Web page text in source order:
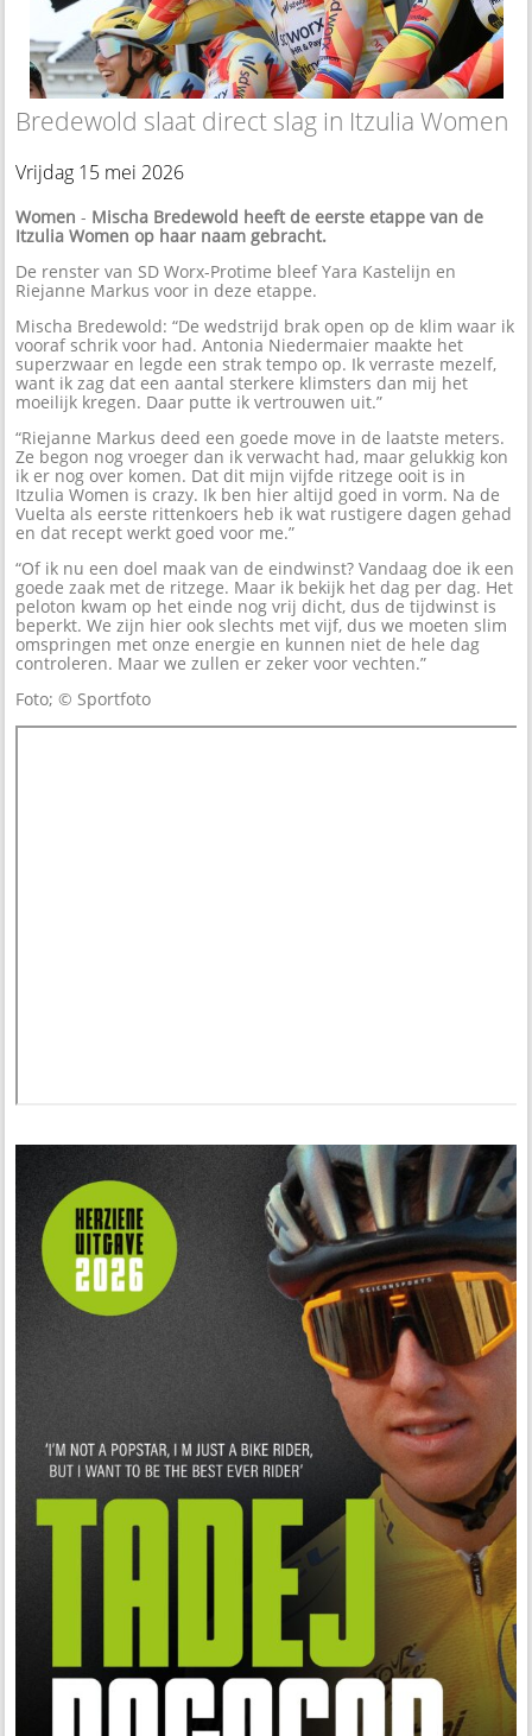
Bredewold slaat direct slag in Itzulia Women
Vrijdag 15 mei 2026
Women - Mischa Bredewold heeft de eerste etappe van de
Itzulia Women op haar naam gebracht.
De renster van SD Worx-Protime bleef Yara Kastelijn en
Riejanne Markus voor in deze etappe.
Mischa Bredewold: “De wedstrijd brak open op de klim waar ik
vooraf schrik voor had. Antonia Niedermaier maakte het
superzwaar en legde een strak tempo op. Ik verraste mezelf,
want ik zag dat een aantal sterkere klimsters dan mij het
moeilijk kregen. Daar putte ik vertrouwen uit.”
“Riejanne Markus deed een goede move in de laatste meters.
Ze begon nog vroeger dan ik verwacht had, maar gelukkig kon
ik er nog over komen. Dat dit mijn vijfde ritzege ooit is in
Itzulia Women is crazy. Ik ben hier altijd goed in vorm. Na de
Vuelta als eerste rittenkoers heb ik wat rustigere dagen gehad
en dat recept werkt goed voor me.”
“Of ik nu een doel maak van de eindwinst? Vandaag doe ik een
goede zaak met de ritzege. Maar ik bekijk het dag per dag. Het
peloton kwam op het einde nog vrij dicht, dus de tijdwinst is
beperkt. We zijn hier ook slechts met vijf, dus we moeten slim
omspringen met onze energie en kunnen niet de hele dag
controleren. Maar we zullen er zeker voor vechten.”
Foto; © Sportfoto